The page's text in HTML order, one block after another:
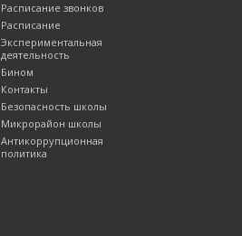
Расписание звонков
Расписание
Экспериментальная
деятельность
Бином
Контакты
Безопасность школы
Микрорайон школы
Антикоррупционная
политика